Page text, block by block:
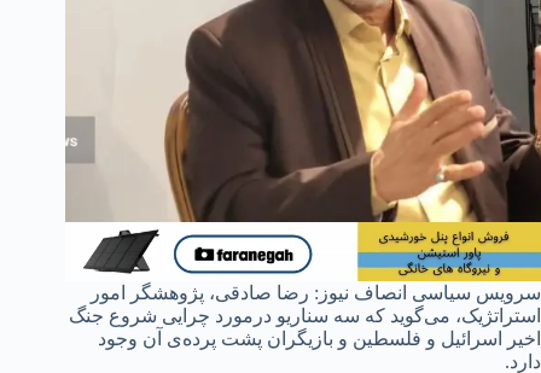
سرویس سیاسی انصاف نیوز: رضا صادقی، پژوهشگر امور
استراتژیک، می‌گوید که سه سناریو درمورد چرایی شروع جنگ
اخیر اسرائیل و فلسطین و بازیگران پشت پرده‌ی آن وجود
دارد.